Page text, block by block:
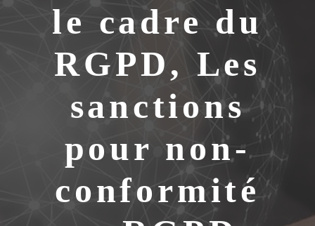
le cadre du
RGPD, Les
sanctions
pour non-
conformité